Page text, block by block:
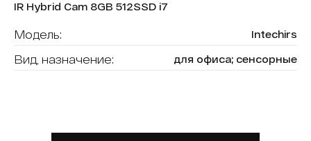
IR Hybrid Cam 8GB 512SSD i7
Модель: Intechirs
Вид, назначение: для офиса; сенсорные
Тип сенсора: ИК-рамка